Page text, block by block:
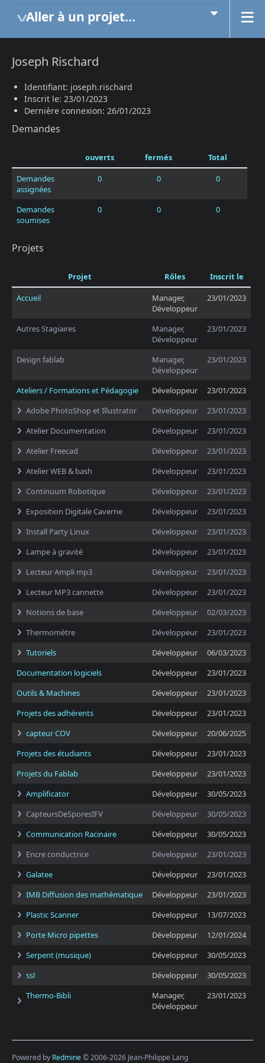
Aller à un projet...
Joseph Rischard
Identifiant: joseph.rischard
Inscrit le: 23/01/2023
Dernière connexion: 26/01/2023
Demandes
ouverts fermés
Total
Demandes
assignées
0 0 0
Demandes
soumises
0 0 0
Projets
Projet Rôles
Inscrit le
Accueil
Manager,
Développeur
23/01/2023
Autres Stagiaires
Manager,
Développeur
23/01/2023
Design fablab
Manager,
Développeur
23/01/2023
Ateliers / Formations et Pédagogie Développeur
23/01/2023
Adobe PhotoShop et Illustrator
Développeur
23/01/2023
Atelier Documentation
Développeur
23/01/2023
Atelier Freecad
Développeur
23/01/2023
Atelier WEB & bash
Développeur
23/01/2023
Continuum Robotique
Développeur
23/01/2023
Exposition Digitale Caverne
Développeur
23/01/2023
Install Party Linux
Développeur
23/01/2023
Lampe à gravité
Développeur
23/01/2023
Lecteur Ampli mp3
Développeur
23/01/2023
Lecteur MP3 cannette
Développeur
23/01/2023
Notions de base
Développeur
02/03/2023
Thermomètre
Développeur
23/01/2023
Tutoriels
Développeur
06/03/2023
Documentation logiciels
Développeur
23/01/2023
Outils & Machines
Développeur
23/01/2023
Projets des adhérents
Développeur
23/01/2023
capteur COV
Développeur
20/06/2025
Projets des étudiants
Développeur
23/01/2023
Projets du Fablab
Développeur
23/01/2023
Amplificator
Développeur
30/05/2023
CapteursDeSporesIFV
Développeur
30/05/2023
Communication Racinaire
Développeur
30/05/2023
Encre conductrice
Développeur
23/01/2023
Galatee
Développeur
23/01/2023
IMB Diffusion des mathématique
Développeur
23/01/2023
Plastic Scanner
Développeur
13/07/2023
Porte Micro pipettes
Développeur
12/01/2024
Serpent (musique)
Développeur
30/05/2023
ssl
Développeur
30/05/2023
Thermo-Bibli
Manager,
Développeur
23/01/2023
Powered by Redmine© 2006-2026 Jean-Philippe Lang